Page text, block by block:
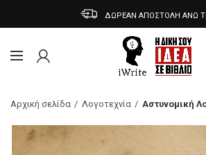
ΔΩΡΕΑΝ ΑΠΟΣΤΟΛΗ ΑΝΩ
Αρχική σελίδα Λογοτεχνία Αστυνομική